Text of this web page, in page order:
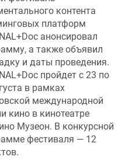
контента
платформ
анонсировал
а также объявил
и даты проведения.
пройдет с 23 по
в рамках
международной
кино в кинотеатре
Музеон. В конкурсной
фестиваля — 12